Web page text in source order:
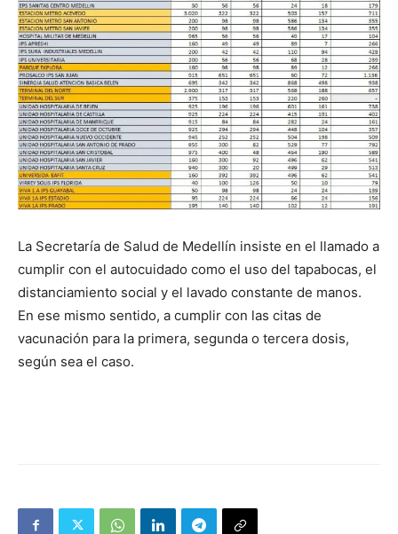
La Secretaría de Salud de Medellín insiste en el llamado a
cumplir con el autocuidado como el uso del tapabocas, el
distanciamiento social y el lavado constante de manos.
En ese mismo sentido, a cumplir con las citas de
vacunación para la primera, segunda o tercera dosis,
según sea el caso.